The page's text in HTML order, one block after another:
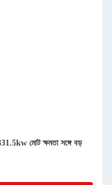
মোট ক্ষমতা সঙ্গে বড়